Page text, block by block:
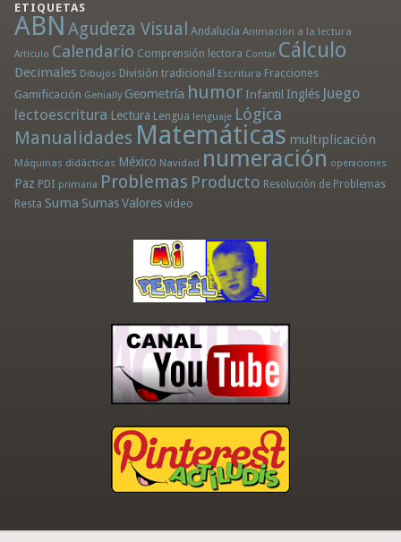
ETIQUETAS
ABN Agudeza Visual Andalucía Animación a la lectura
Artículo Calendario Comprensión lectora Contar Cálculo
Decimales Dibujos División tradicional Escritura Fracciones
Gamificación Genially Geometría humor Infantil Inglés Juego
lectoescritura Lectura Lengua lenguaje Lógica
Manualidades Matemáticas multiplicación
Máquinas didácticas México Navidad numeración operaciones
Paz PDI primaria Problemas Producto Resolución de Problemas
Resta Suma Sumas Valores vídeo